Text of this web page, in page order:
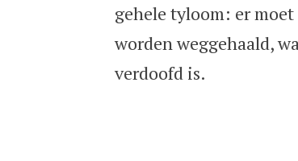
gehele tyloom: er
worden weggehaald,
verdoofd is.